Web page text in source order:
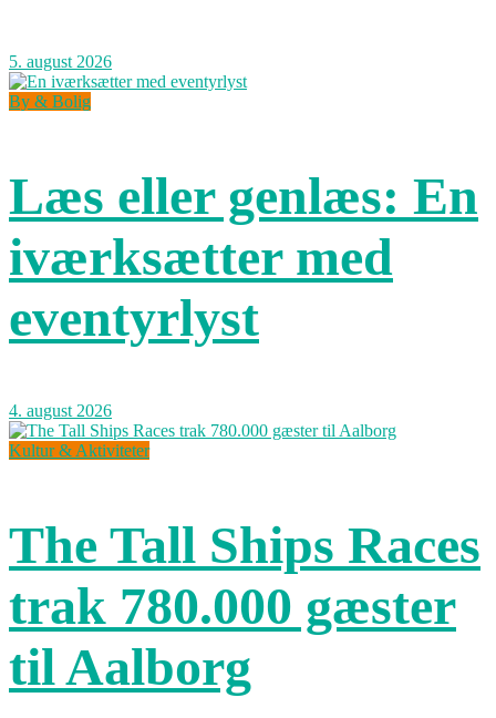
5. august 2026
By & Bolig
Læs eller genlæs: En
iværksætter med
eventyrlyst
4. august 2026
Kultur & Aktiviteter
The Tall Ships Races
trak 780.000 gæster
til Aalborg